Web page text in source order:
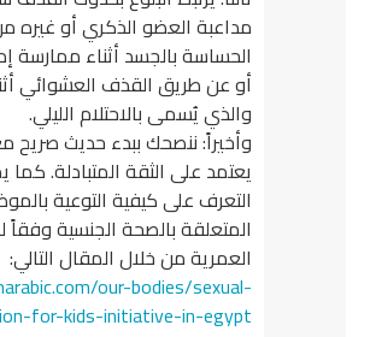
مداعبة العضو الذكري أو غيره
الحساسة بالجسد أثناء ممارسة
أو عن طريق القذف العشوائي
والذي يُسمى بالاحتلام الليلي.
وأخيراً: ننصحك ببدء حديث صريح
يعتمد على الثقة المتبادلة.
التعرف على كيفية التوعية
المتعلقة بالصحة الجنسية وفقاً
العمرية من خلال المقال التالي:
our-bodies/sexual-
for-kids-initiative-in-egypt